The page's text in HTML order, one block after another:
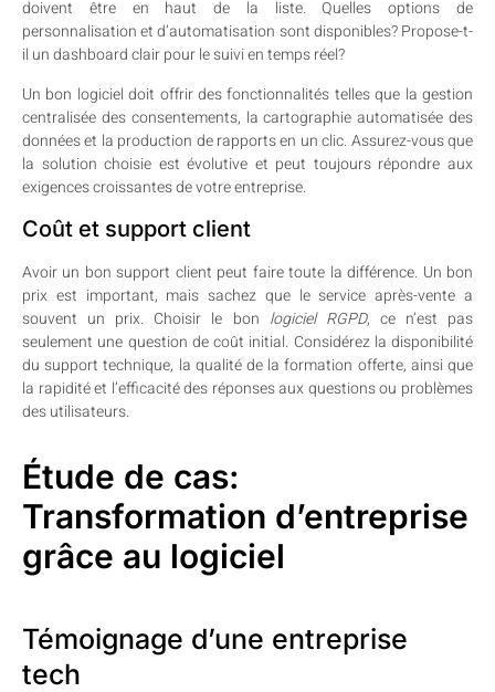
doivent être en haut de la liste. Quelles options de
personnalisation et d’automatisation sont disponibles? Propose-t-
il un dashboard clair pour le suivi en temps réel?
Un bon logiciel doit offrir des fonctionnalités telles que la gestion
centralisée des consentements, la cartographie automatisée des
données et la production de rapports en un clic. Assurez-vous que
la solution choisie est évolutive et peut toujours répondre aux
exigences croissantes de votre entreprise.
Coût et support client
Avoir un bon support client peut faire toute la différence. Un bon
prix est important, mais sachez que le service après-vente a
souvent un prix. Choisir le bon logiciel RGPD, ce n’est pas
seulement une question de coût initial. Considérez la disponibilité
du support technique, la qualité de la formation offerte, ainsi que
la rapidité et l’efficacité des réponses aux questions ou problèmes
des utilisateurs.
Étude de cas:
Transformation d’entreprise
grâce au logiciel
Témoignage d’une entreprise
tech